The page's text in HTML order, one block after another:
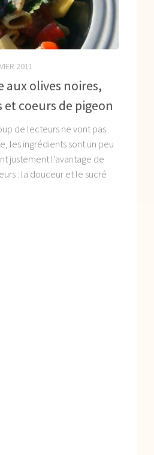
2011
aux olives noires,
coeurs de pigeon
de lecteurs ne vont pas
les ingrédients sont un peu
justement l’avantage de
: la douceur et le sucré